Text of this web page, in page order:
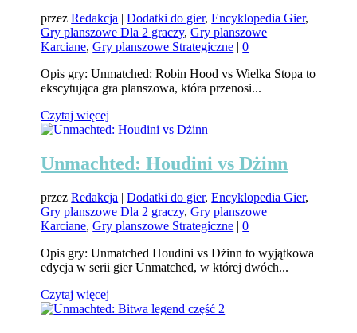
przezRedakcja |Dodatki do gier,Encyklopedia Gier,
Gry planszowe Dla 2 graczy,Gry planszowe
Karciane,Gry planszowe Strategiczne |0
Opis gry: Unmatched: Robin Hood vs Wielka Stopa to
ekscytująca gra planszowa, która przenosi...
Czytaj więcej
Unmachted: Houdini vs Dżinn
przezRedakcja |Dodatki do gier,Encyklopedia Gier,
Gry planszowe Dla 2 graczy,Gry planszowe
Karciane,Gry planszowe Strategiczne |0
Opis gry: Unmatched Houdini vs Dżinn to wyjątkowa
edycja w serii gier Unmatched, w której dwóch...
Czytaj więcej